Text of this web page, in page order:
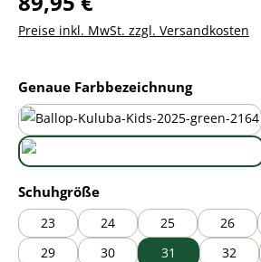
Preise inkl. MwSt. zzgl. Versandkosten
Genaue Farbbezeichnungauswählen
black/green
wasabi
Schuhgrößeauswählen
23 24 25 26
29
30 31 32